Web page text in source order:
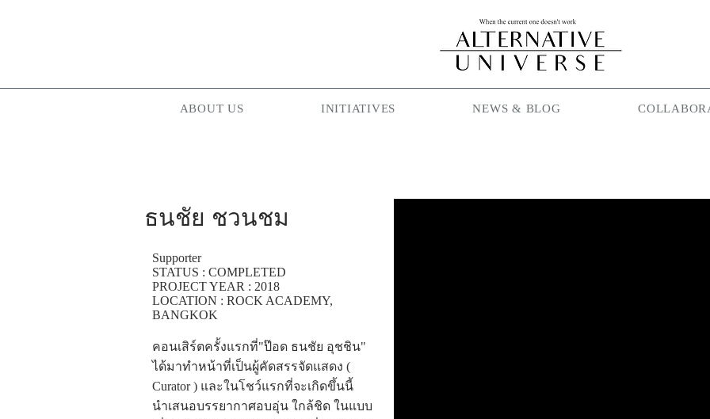
ABOUT US INITIATIVES NEWS & BLOG
ธนชัย ชวนชม
Supporter
STATUS : COMPLETED
PROJECT YEAR : 2018
LOCATION : ROCK ACADEMY,
BANGKOK
คอนเสิร์ตครั้งแรกที่"ป๊อด ธนชัย อุชชิน"
ได้มาทำหน้าที่เป็นผู้คัดสรรจัดแสดง (
Curator ) และในโชว์แรกที่จะเกิดขึ้นนี้
นำเสนอบรรยากาศอบอุ่น ใกล้ชิด ในแบบ